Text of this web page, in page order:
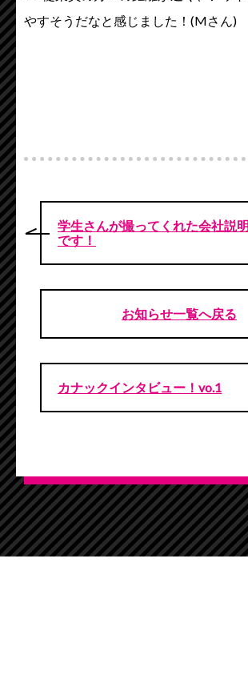
やすそうだなと感じました！(Mさん)
学生さんが撮ってくれた会社説
です！
お知らせ一覧へ戻る
カナックインタビュー！vo.1